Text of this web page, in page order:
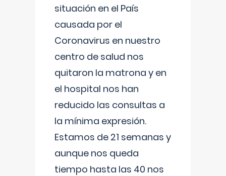
situación en el País
causada por el
Coronavirus en nuestro
centro de salud nos
quitaron la matrona y en
el hospital nos han
reducido las consultas a
la mínima expresión.
Estamos de 21 semanas y
aunque nos queda
tiempo hasta las 40 nos